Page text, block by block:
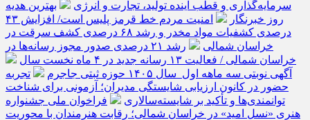
سرمایه‌گذاری و قطب آینده تولید، تجارت و انرژی
بهترین هدیه
روز خبرنگار
امنیت مردم خط قرمز پلیس است/ افزایش ۴۳
درصدی کشفیات مواد مخدر و رشد ۶۸ درصدی کشف سرقت در
خراسان شمالی
رشد ۲۱ درصدی صدور مجوز رسانه‌ها در
خراسان شمالی / فعالیت ۱۳ رسانه جدید در ۴ ماه نخست سال
آگهی نوبتی سه ماهه اول سال ۱۴۰۵ حوزه ثبتی جاجرم
تجربه
حضور در کانون ارزیابی شایستگی مدیران؛ آزمونی برای شناخت
توانمندی‌ها و تأکید بر شایسته‌سالاری
فراخوان ملی جشنواره
هنری «نسل امید» در خراسان شمالی؛ رقابت هنرمندان با محوریت